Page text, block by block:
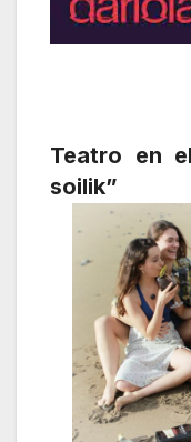
Teatro en
soilik”